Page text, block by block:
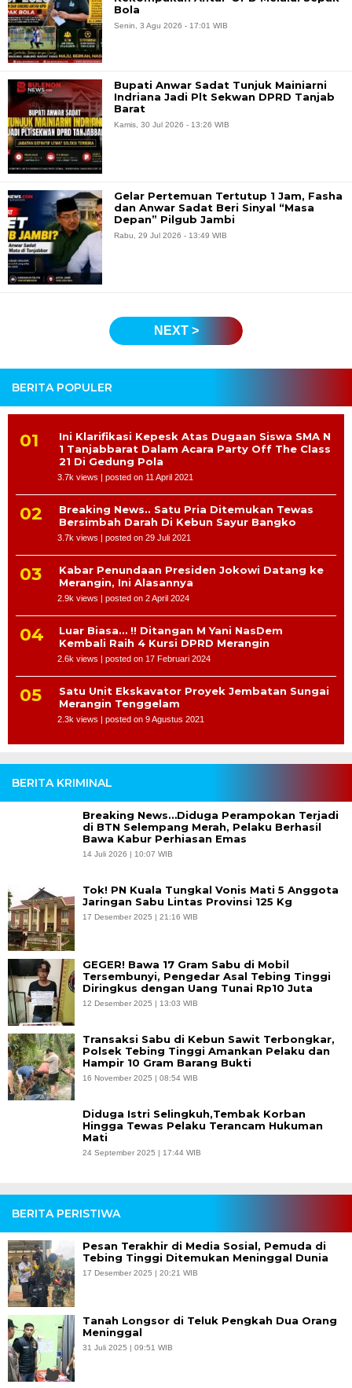
BERITA POPULER
Ini Klarifikasi Kepesk Atas Dugaan Siswa SMA N
1 Tanjabbarat Dalam Acara Party Off The Class
21 Di Gedung Pola
3.7k views | posted on 11 April 2021
Breaking News.. Satu Pria Ditemukan Tewas
Bersimbah Darah Di Kebun Sayur Bangko
3.7k views | posted on 29 Juli 2021
Kabar Penundaan Presiden Jokowi Datang ke
Merangin, Ini Alasannya
2.9k views | posted on 2 April 2024
Luar Biasa… !! Ditangan M Yani NasDem
Kembali Raih 4 Kursi DPRD Merangin
2.6k views | posted on 17 Februari 2024
Satu Unit Ekskavator Proyek Jembatan Sungai
Merangin Tenggelam
2.3k views | posted on 9 Agustus 2021
BERITA KRIMINAL
Breaking News…Diduga Perampokan Terjadi
di BTN Selempang Merah, Pelaku Berhasil
Bawa Kabur Perhiasan Emas
14 Juli 2026 | 10:07 WIB
Tok! PN Kuala Tungkal Vonis Mati 5 Anggota
Jaringan Sabu Lintas Provinsi 125 Kg
17 Desember 2025 | 21:16 WIB
GEGER! Bawa 17 Gram Sabu di Mobil
Tersembunyi, Pengedar Asal Tebing Tinggi
Diringkus dengan Uang Tunai Rp10 Juta
12 Desember 2025 | 13:03 WIB
Transaksi Sabu di Kebun Sawit Terbongkar,
Polsek Tebing Tinggi Amankan Pelaku dan
Hampir 10 Gram Barang Bukti
16 November 2025 | 08:54 WIB
Diduga Istri Selingkuh,Tembak Korban
Hingga Tewas Pelaku Terancam Hukuman
Mati
24 September 2025 | 17:44 WIB
BERITA PERISTIWA
Pesan Terakhir di Media Sosial, Pemuda di
Tebing Tinggi Ditemukan Meninggal Dunia
17 Desember 2025 | 20:21 WIB
Tanah Longsor di Teluk Pengkah Dua Orang
Meninggal
31 Juli 2025 | 09:51 WIB
Bola
Senin, 3 Agu 2026 - 17:01 WIB
Bupati Anwar Sadat Tunjuk Mainiarni
Indriana Jadi Plt Sekwan DPRD Tanjab
Barat
Kamis, 30 Jul 2026 - 13:26 WIB
Gelar Pertemuan Tertutup 1 Jam, Fasha
dan Anwar Sadat Beri Sinyal “Masa
Depan” Pilgub Jambi
Rabu, 29 Jul 2026 - 13:49 WIB
NEXT >